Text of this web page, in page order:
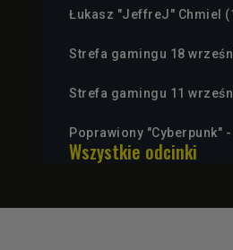
Łukasz "JeffreJ" Chmiel
Strefa gamingu 18
Strefa gamingu 11
Poprawiony "Cyberpunk"
Wszystkie odcinki